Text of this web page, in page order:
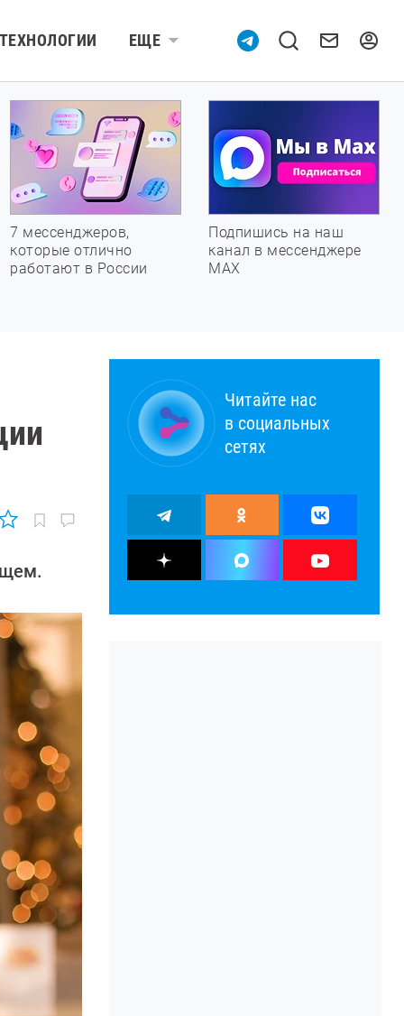
ТЕХНОЛОГИИ ЕЩЕ
7 мессенджеров,
которые отлично
работают в России
Подпишись на наш
канал в мессенджере
МАХ
Читайте нас
в социальных
сетях